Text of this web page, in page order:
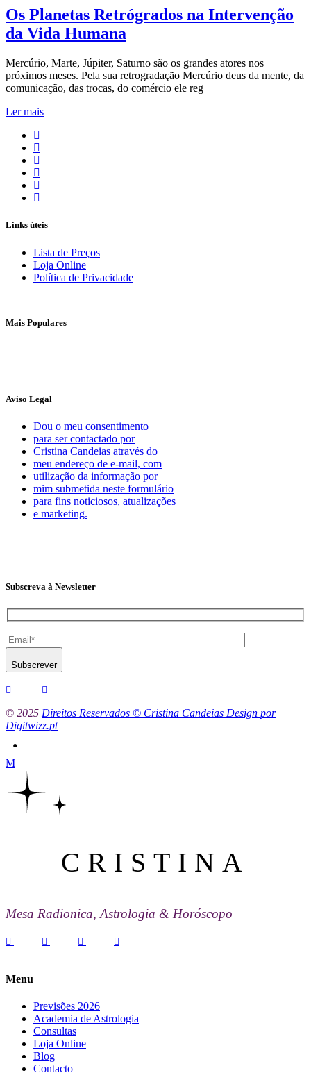
Os Planetas Retrógrados na Intervenção
da Vida Humana
Mercúrio, Marte, Júpiter, Saturno são os grandes atores nos
próximos meses. Pela sua retrogradação Mercúrio deus da mente, da
comunicação, das trocas, do comércio ele reg
Ler mais
Links úteis
Lista de Preços
Loja Online
Política de Privacidade
Mais Populares
Aviso Legal
Dou o meu consentimento
para ser contactado por
Cristina Candeias através do
meu endereço de e-mail, com
utilização da informação por
mim submetida neste formulário
para fins noticiosos, atualizações
e marketing.
Subscreva à Newsletter
Subscrever
© 2025 Direitos Reservados © Cristina Candeias Design por
Digitwizz.pt
CRISTINA
Mesa Radionica, Astrologia & Horóscopo
Menu
Previsões 2026
Academia de Astrologia
Consultas
Loja Online
Blog
Contacto